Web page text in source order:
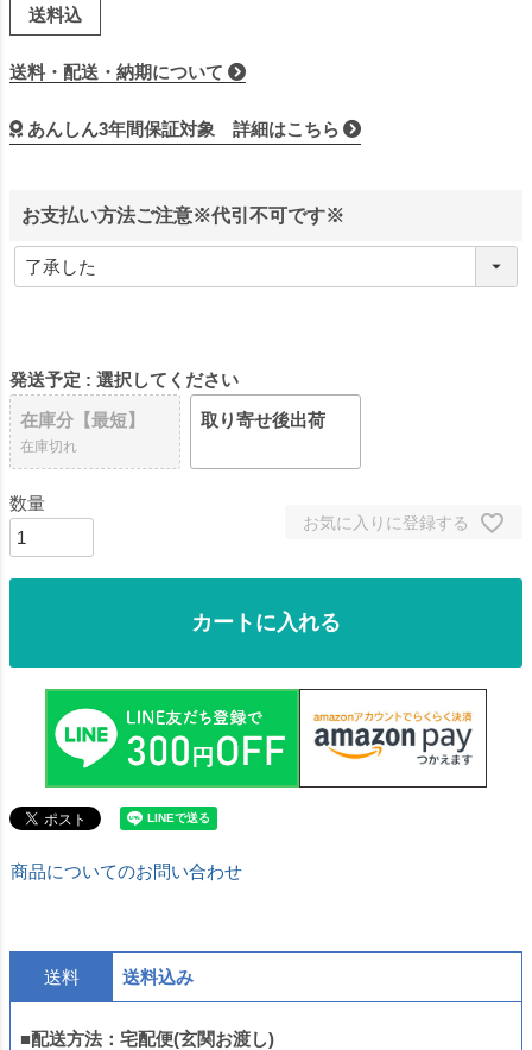
送料込
送料・配送・納期について
あんしん3年間保証対象 詳細はこちら
お支払い方法ご注意※代引不可です※
発送予定
選択してください
在庫分【最短】
在庫切れ
取り寄せ後出荷
お気に入りに登録する
カートに入れる
商品についてのお問い合わせ
送料 送料込み
■配送方法：宅配便(玄関お渡し)